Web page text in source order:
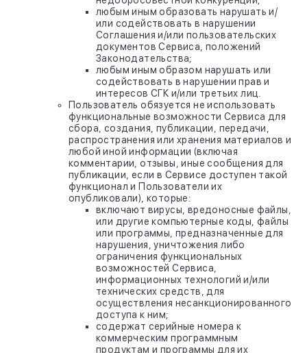
любым иным образовать нарушать и/
или содействовать в нарушении
Соглашения и/или пользовательских
документов Сервиса, положений
Законодательства;
любым иным образом нарушать или
содействовать в нарушении прав и
интересов СГК и/или третьих лиц.
Пользователь обязуется не использовать
функциональные возможности Сервиса для
сбора, создания, публикации, передачи,
распространения или хранения материалов и
любой иной информации (включая
комментарии, отзывы, иные сообщения для
публикации, если в Сервисе доступен такой
функционал и Пользователи их
опубликовали), которые:
включают вирусы, вредоносные файлы,
или другие компьютерные коды, файлы
или программы, предназначенные для
нарушения, уничтожения либо
ограничения функциональных
возможностей Сервиса,
информационных технологий и/или
технических средств, для
осуществления несанкционированного
доступа к ним;
содержат серийные номера к
коммерческим программным
продуктам и программы для их